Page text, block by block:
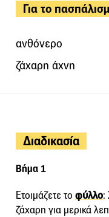
Για το
ανθόνερο
ζάχαρη άχνη
Διαδικασία
Βήμα 1
Ετοιμάζετε το φύλλο:
ζάχαρη για μερικά